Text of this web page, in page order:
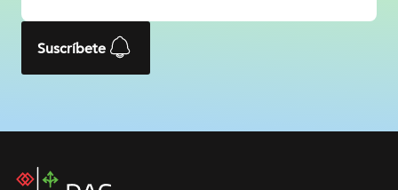
Suscríbete